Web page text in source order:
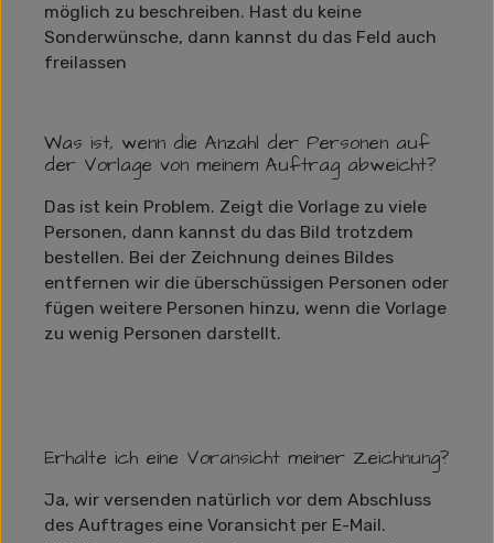
möglich zu beschreiben. Hast du keine
Sonderwünsche, dann kannst du das Feld auch
freilassen
Was ist, wenn die Anzahl der Personen auf
der Vorlage von meinem Auftrag abweicht?
Das ist kein Problem. Zeigt die Vorlage zu viele
Personen, dann kannst du das Bild trotzdem
bestellen. Bei der Zeichnung deines Bildes
entfernen wir die überschüssigen Personen oder
fügen weitere Personen hinzu, wenn die Vorlage
zu wenig Personen darstellt.
Erhalte ich eine Voransicht meiner Zeichnung?
Ja, wir versenden natürlich vor dem Abschluss
des Auftrages eine Voransicht per E-Mail.